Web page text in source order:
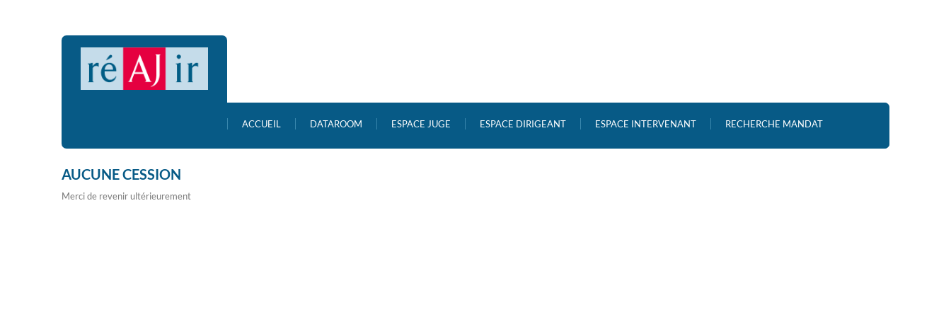
ACCUEIL DATAROOM ESPACE JUGE ESPACE DIRIGEANT ESPACE INTERVENANT RECHERCHE MANDAT
AUCUNE CESSION
Merci de revenir ultérieurement